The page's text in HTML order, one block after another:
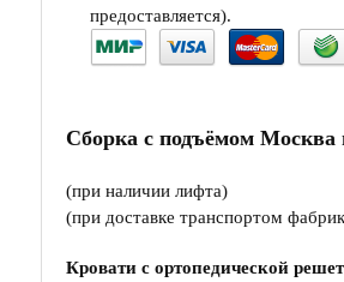
предоставляется).
Сборка с подъёмом
(при наличии лифта)
(при доставке транспортом
Кровати с ортопедической